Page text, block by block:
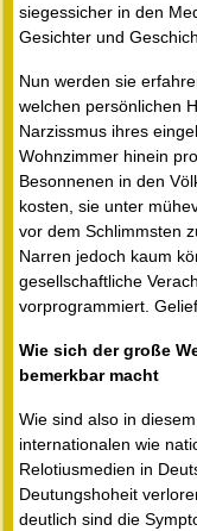
siegessicher in den
Gesichter und
Nun werden sie
welchen persönlichen
Narzissmus ihres
Wohnzimmer hinein
Besonnenen in den
kosten, sie unter
vor dem Schlimmsten
Narren jedoch kaum
gesellschaftliche
vorprogrammiert.
Wie sich der große
bemerkbar macht
Wie sind also in
internationalen wie
Relotiusmedien in
Deutungshoheit
deutlich sind die